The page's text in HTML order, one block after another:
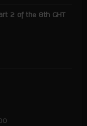
2 of the 8th GHT